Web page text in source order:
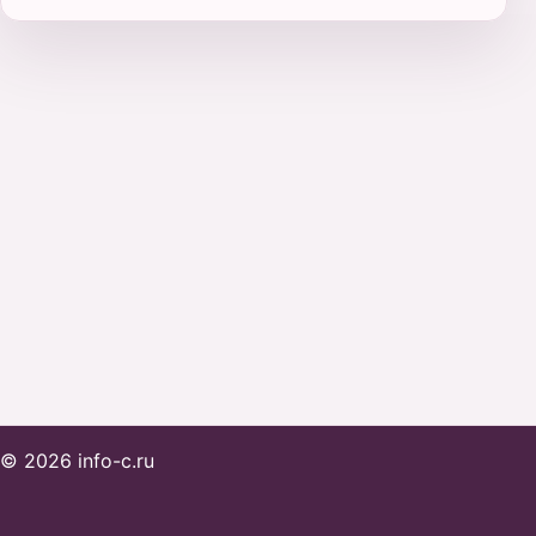
© 2026 info-c.ru